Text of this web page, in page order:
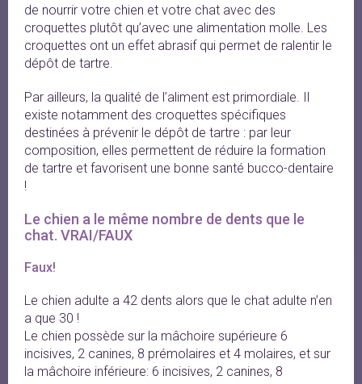
de nourrir votre chien et votre chat avec des
croquettes plutôt qu’avec une alimentation molle. Les
croquettes ont un effet abrasif qui permet de ralentir le
dépôt de tartre.
Par ailleurs, la qualité de l’aliment est primordiale. Il
existe notamment des croquettes spécifiques
destinées à prévenir le dépôt de tartre : par leur
composition, elles permettent de réduire la formation
de tartre et favorisent une bonne santé bucco-dentaire
!
Le chien a le même nombre de dents que le
chat. VRAI/FAUX
Faux!
Le chien adulte a 42 dents alors que le chat adulte n’en
a que 30 !
Le chien possède sur la mâchoire supérieure 6
incisives, 2 canines, 8 prémolaires et 4 molaires, et sur
la mâchoire inférieure: 6 incisives, 2 canines, 8